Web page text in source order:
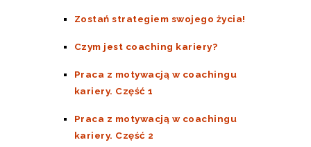
Zostań strategiem swojego życia!
Czym jest coaching kariery?
Praca z motywacją w coachingu
kariery. Część 1
Praca z motywacją w coachingu
kariery. Część 2